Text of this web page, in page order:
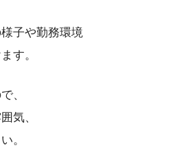
子や勤務環境
す。
、
気、
。